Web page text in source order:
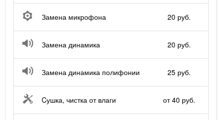
Замена микрофона 20 руб.
Замена динамика 20 руб.
Замена динамика полифонии 25 руб.
Cушка, чистка от влаги от 40 руб.